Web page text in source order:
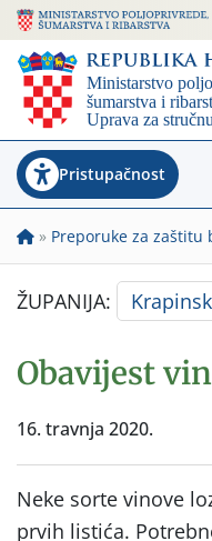
Pristupačnost
» Preporuke za zaštitu
ŽUPANIJA:
Obavijest
16. travnja 2020.
Neke sorte vinove
prvih listića.